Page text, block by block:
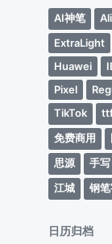
AI神笔
ExtraLight
Huawei
Pixel
TikTok
免费商用
思源
手写
江城
钢
日历归档